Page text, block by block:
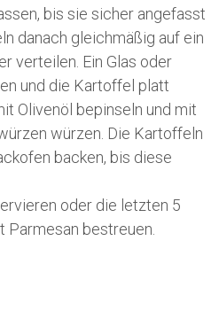
bis sie sicher angefasst
danach gleichmäßig auf ein
verteilen. Ein Glas oder
und die Kartoffel platt
Olivenöl bepinseln und mit
würzen. Die Kartoffeln
backen, bis diese
oder die letzten 5
bestreuen.